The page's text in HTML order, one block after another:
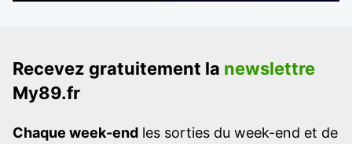
Recevez gratuitement la newslettre
My89.fr
Chaque week-end les sorties du week-end et de